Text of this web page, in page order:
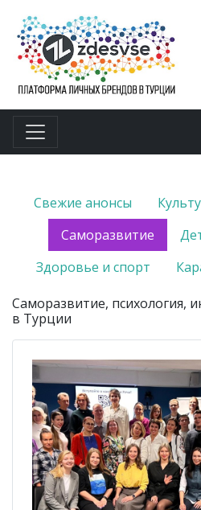
Свежие анонсы
Саморазвитие
Здоровье и спорт
Cаморазвитие, психология,
в Турции